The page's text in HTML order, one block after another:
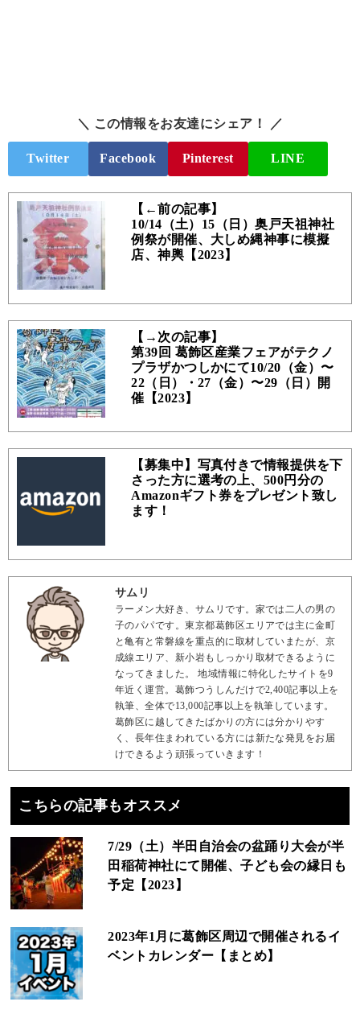
＼ この情報をお友達にシェア！ ／
Twitter Facebook Pinterest LINE
【←前の記事】
10/14（土）15（日）奥戸天祖神社
例祭が開催、大しめ縄神事に模擬
店、神輿【2023】
【→次の記事】
第39回 葛飾区産業フェアがテクノ
プラザかつしかにて10/20（金）〜
22（日）・27（金）〜29（日）開
催【2023】
【募集中】写真付きで情報提供を下
さった方に選考の上、500円分の
Amazonギフト券をプレゼント致し
ます！
サムリ
ラーメン大好き、サムリです。家では二人の男の
子のパパです。東京都葛飾区エリアでは主に金町
と亀有と常磐線を重点的に取材していまたが、京
成線エリア、新小岩もしっかり取材できるように
なってきました。 地域情報に特化したサイトを9
年近く運営。葛飾つうしんだけで2,400記事以上を
執筆、全体で13,000記事以上を執筆しています。
葛飾区に越してきたばかりの方には分かりやす
く、長年住まわれている方には新たな発見をお届
けできるよう頑張っていきます！
こちらの記事もオススメ
7/29（土）半田自治会の盆踊り大会が半
田稲荷神社にて開催、子ども会の縁日も
予定【2023】
2023年1月に葛飾区周辺で開催されるイ
ベントカレンダー【まとめ】